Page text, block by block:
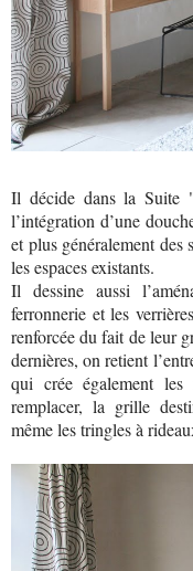
Il décide dans la Suite
l’intégration d’une
et plus généralement des
les espaces existants.
Il dessine aussi
ferronnerie et les
renforcée du fait de leur
dernières, on retient
qui crée également les
remplacer, la grille
même les tringles à